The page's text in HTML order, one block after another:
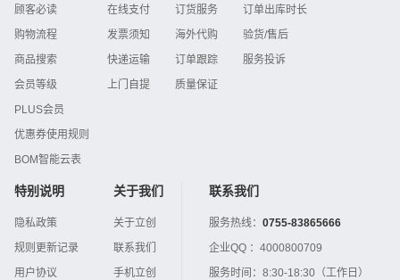
顾客必读
购物流程
商品搜索
会员等级
PLUS会员
优惠券使用规则
BOM智能云表
在线支付
发票须知
快递运输
上门自提
订货服务
海外代购
订单跟踪
质量保证
订单出库时长
验货/售后
服务投诉
特别说明
隐私政策
规则更新记录
用户协议
关于我们
关于立创
联系我们
手机立创
联系我们
服务热线： 0755-83865666
企业QQ ： 4000800709
服务时间： 8:30-18:30（工作日）